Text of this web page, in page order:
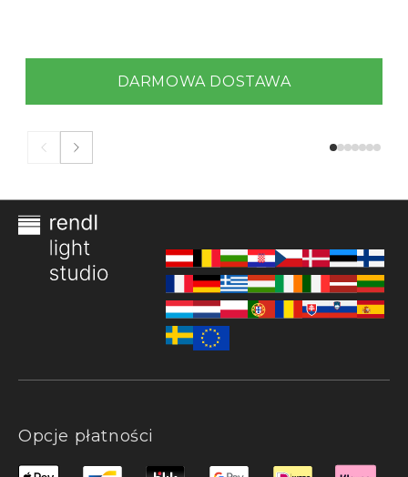
DARMOWA DOSTAWA
Opcje płatności